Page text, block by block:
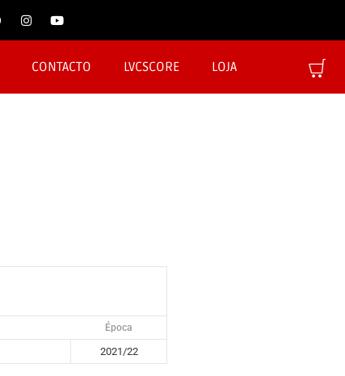
CONTACTO LVCSCORE LOJA
Época
2021/22